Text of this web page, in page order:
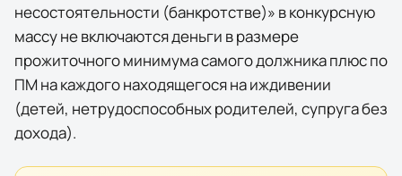
несостоятельности (банкротстве)» в конкурсную
массуне включаютсяденьги в размере
прожиточного минимума самого должника плюс по
ПМ на каждого находящегося на иждивении
(детей, нетрудоспособных родителей, супруга без
дохода).